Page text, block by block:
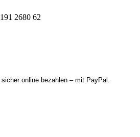
2680 62